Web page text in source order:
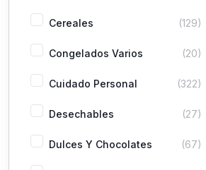
Cereales (129)
Congelados Varios (20)
Cuidado Personal (322)
Desechables (27)
Dulces Y Chocolates (67)